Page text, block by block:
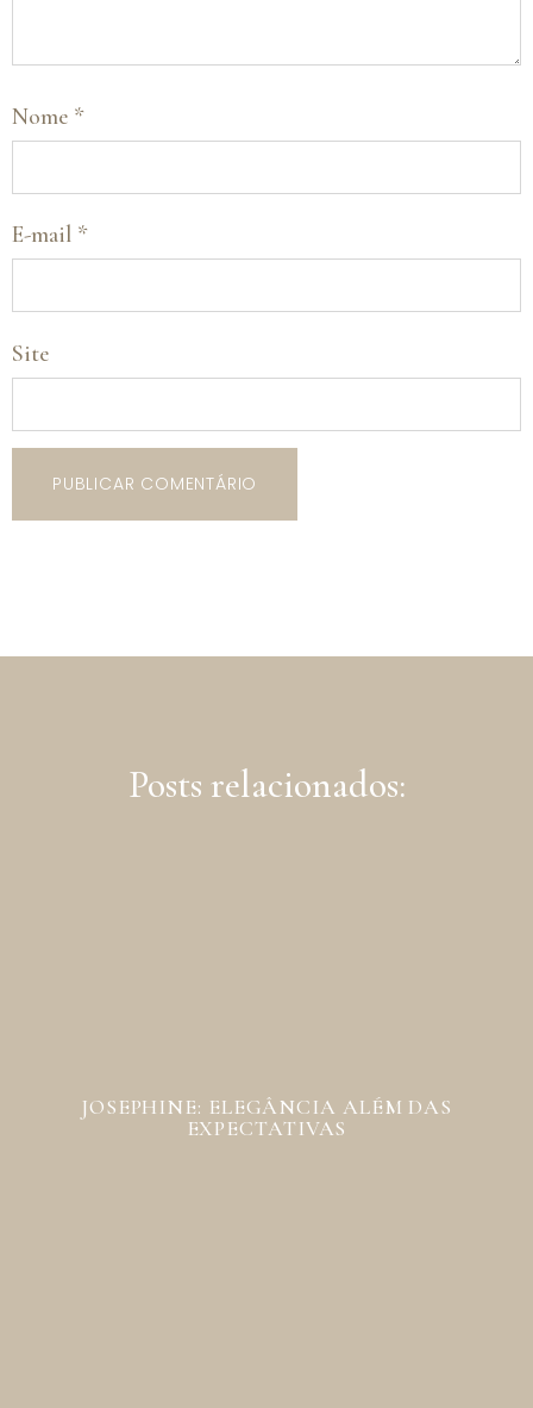
Nome *
E-mail *
Site
Posts relacionados:
JOSEPHINE: ELEGÂNCIA ALÉM DAS
EXPECTATIVAS